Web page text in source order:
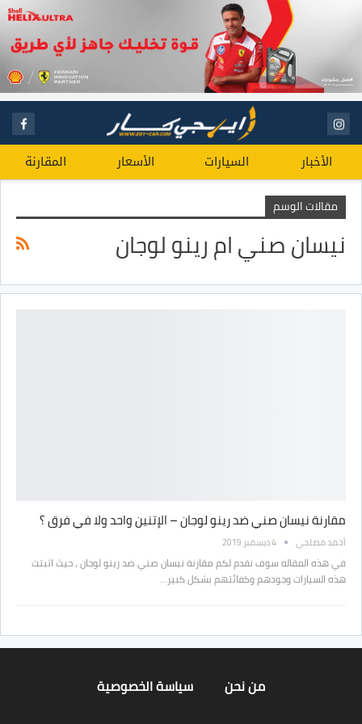
الأخبار السيارات الأسعار المقارنة
مقالات الوسم
نيسان صني ام رينو لوجان
مقارنة نيسان صني ضد رينو لوجان – الإتنين واحد ولا في فرق ؟
أحمد مصلحي 4 ديسمبر 2019
في هذه المقاله سوف نقدم لكم مقارنة نيسان صني ضد رينو لوجان ، حيث اثبتت
هذه السيارات وجودهم وكفائتهم بشكل كبير…
من نحن سياسة الخصوصية